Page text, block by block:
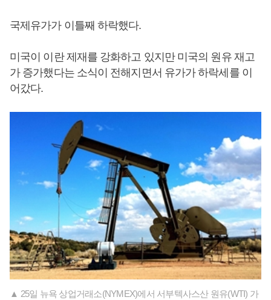
국제유가가 이틀째 하락했다.
미국이 이란 제재를 강화하고 있지만 미국의 원유 재고
가 증가했다는 소식이 전해지면서 유가가 하락세를 이
어갔다.
▲ 25일 뉴욕 상업거래소(NYMEX)에서 서부텍사스산 원유(WTI) 가